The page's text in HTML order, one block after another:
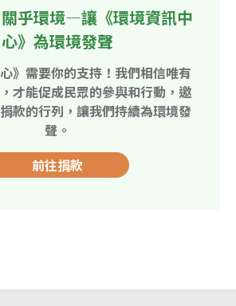
乎環境—讓《環境資訊中
心》為環境發聲
》需要你的支持！我們相信唯有
才能促成民眾的參與和行動，邀
款的行列，讓我們持續為環境發
聲。
前往捐款